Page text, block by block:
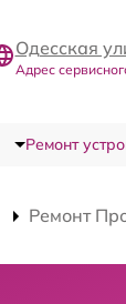
Одесская
Адрес
Ремонт
Ремонт